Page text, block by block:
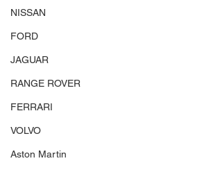
NISSAN
FORD
JAGUAR
RANGE ROVER
FERRARI
VOLVO
Aston Martin